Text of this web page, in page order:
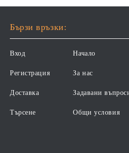
ДЕРМАТОЗИ И
КОЗИНА".
ХРАНИ
Бързи връзки:
Вход
Регистрация
Доставка
Търсене
Начало
За нас
Задавани
Общи условия